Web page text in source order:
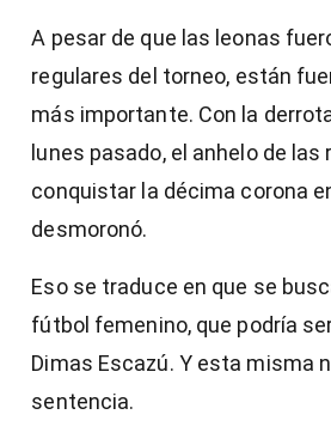
A pesar de que las leonas
regulares del torneo, están
más importante. Con la
lunes pasado, el anhelo de las
conquistar la décima corona
desmoronó.
Eso se traduce en que se
fútbol femenino, que podría
Dimas Escazú. Y esta misma
sentencia.